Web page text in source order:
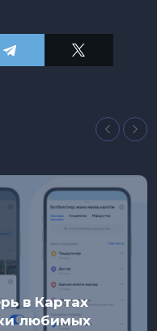
в Картах
любимых